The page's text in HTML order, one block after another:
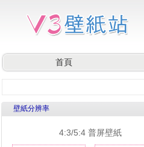
首頁
壁紙分辨率
4:3/5:4 普屏壁紙